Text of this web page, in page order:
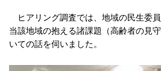
ヒアリング調査では、地域の民生委
当該地域の抱える諸課題（高齢者の見
いての話を伺いました。